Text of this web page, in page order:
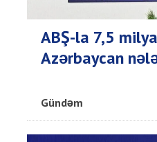
ABŞ-la 7,5
Azərbaycan
Gündəm